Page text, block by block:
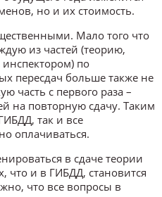
но и их стоимость.
Мало того что
из частей (теорию,
инспектором) по
пересдач больше также не
часть с первого раза –
на повторную сдачу. Таким
так и все
оплачиваться.
в сдаче теории
что и в ГИБДД, становится
что все вопросы в